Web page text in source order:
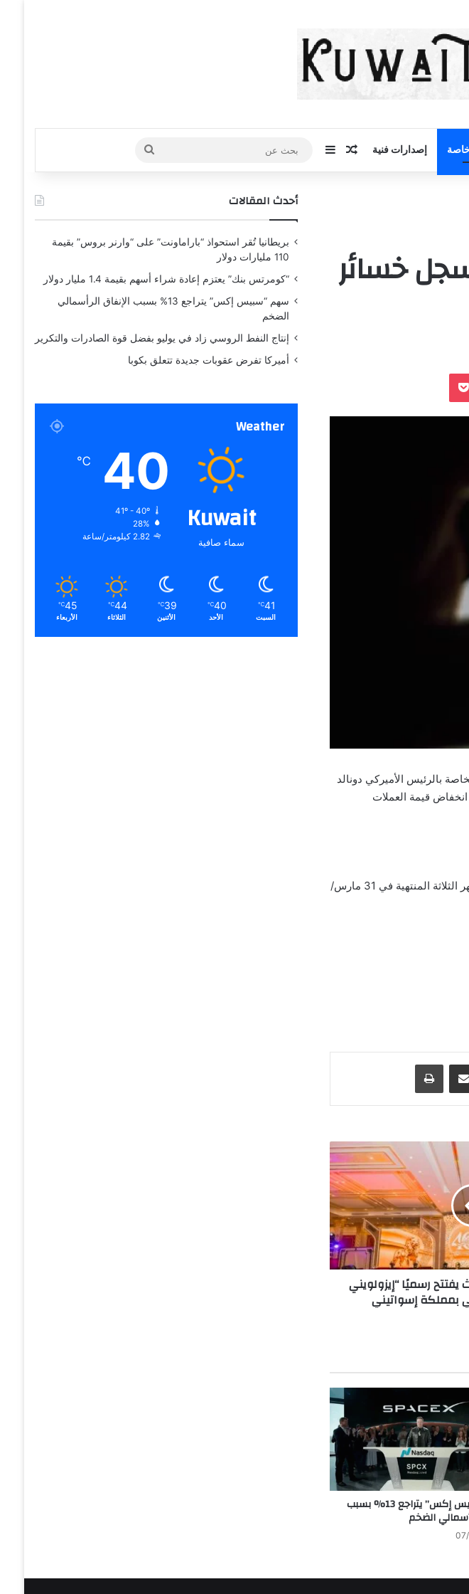
خاصة إصدارات فنية مقال عشوائي
إضافة عمود جانبي
بحث
عن
خسائر
‫Pocket
بالرئيس الأميركي دونالد
إلى انخفاض قيمة العملات
وقالت “مجموعة ترامب للإعلام والتكنولوجيا” في بيان إنها حققت إيرادات تقل عن مليون دولار خلال الأشهر الثلاثة المنتهية في 31 مارس/
مشاركة عبر البريد طباعة
رسميًا “إيزولويني
بمملكة إسواتيني
سهم “سبيس إكس” يتراجع 13% بسبب
الضخم
أحدث المقالات
بريطانيا تُقر استحواذ “باراماونت” على “وارنر بروس” بقيمة
110 مليارات دولار
“كومرتس بنك” يعتزم إعادة شراء أسهم بقيمة 1.4 مليار دولار
سهم “سبيس إكس” يتراجع 13% بسبب الإنفاق الرأسمالي
الضخم
إنتاج النفط الروسي زاد في يوليو بفضل قوة الصادرات والتكرير
أميركا تفرض عقوبات جديدة تتعلق بكوبا
Weather
Kuwait
سماء صافية
40
℃
41º - 40º
28%
2.82 كيلومتر/ساعة
41
℃
السبت
40
℃
الأحد
39
℃
الأثنين
44
℃
الثلاثاء
45
℃
الأربعاء